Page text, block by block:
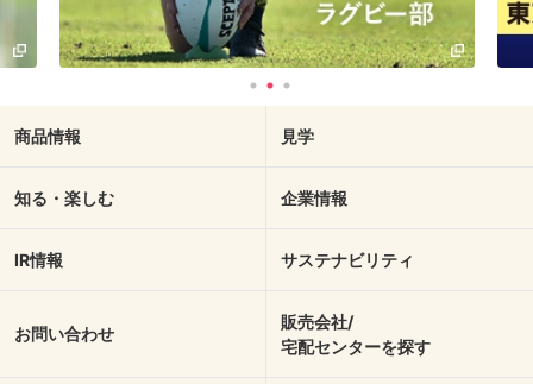
商品情報 見学
知る・楽しむ 企業情報
IR情報 サステナビリティ
お問い合わせ
販売会社/
宅配センターを探す